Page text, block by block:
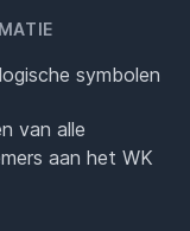
symbolen
van alle
aan het WK